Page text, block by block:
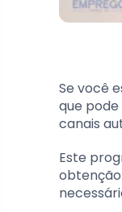
Se você
que
canais
Este
obtenção